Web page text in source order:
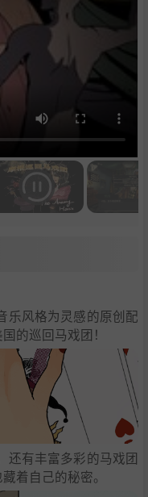
乐风格为灵感的原创配
的巡回马戏团！
有丰富多彩的马戏团
着自己的秘密。